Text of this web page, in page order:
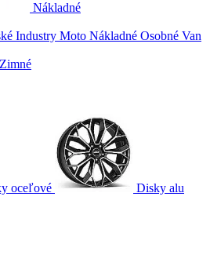
Nákladné
Industry Moto Nákladné Osobné Van
Zimné
oceľové Disky alu